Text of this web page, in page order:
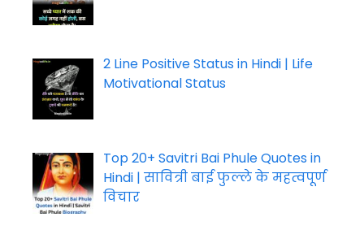
2 Line Positive Status in Hindi | Life
Motivational Status
Top 20+ Savitri Bai Phule Quotes in
Hindi | सावित्री बाई फुल्ले के महत्वपूर्ण
विचार